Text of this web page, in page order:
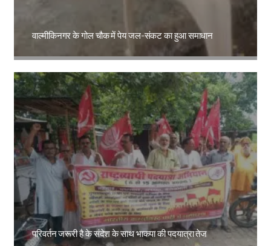
वाल्मीकिनगर के गोल चौक में पेय जल-संकट का हुआ समाधान
परिवर्तन जरूरी है के संदेश के साथ भाकपा की पदयात्रा तेज